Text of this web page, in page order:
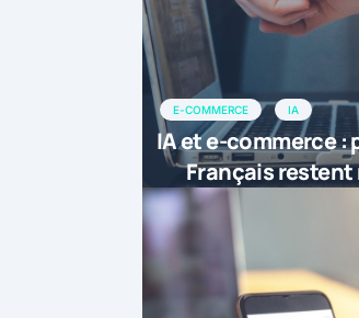
E-COMMERCE IA
IA et e-commerce :
Français